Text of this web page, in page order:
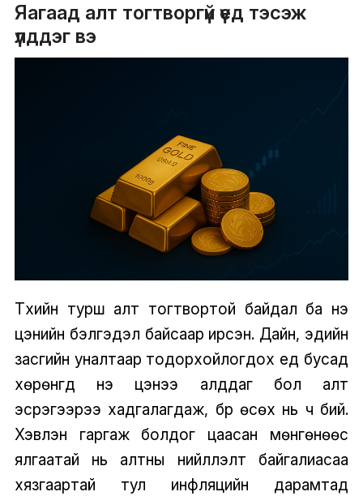
Яагаад алт тогтворгүй үед тэсэж
үлддэг вэ
Түүхийн турш алт тогтвортой байдал ба үнэ
цэнийн бэлгэдэл байсаар ирсэн. Дайн, эдийн
засгийн уналтаар тодорхойлогдох үед бусад
хөрөнгүүд үнэ цэнээ алддаг бол алт
эсрэгээрээ хадгалагдаж, бүр өсөх нь ч бий.
Хэвлэн гаргаж болдог цаасан мөнгөнөөс
ялгаатай нь алтны нийлүүлэлт байгалиасаа
хязгаартай тул инфляцийн дарамтад